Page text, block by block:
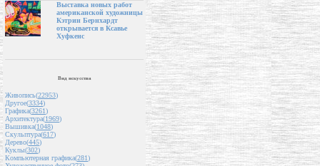
Выставка новых работ
американской художницы
Кэтрин Бернхардт
открывается в Ксавье
Хуфкенс
Вид искусства
Живопись(22953)
Другое(3334)
Графика(3261)
Архитектура(1969)
Вышивка(1048)
Скульптура(617)
Дерево(445)
Куклы(302)
Компьютерная графика(281)